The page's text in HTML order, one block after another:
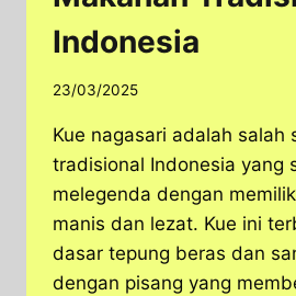
Indonesia
23/03/2025
Kue nagasari adalah salah
tradisional Indonesia yang
melegenda dengan
manis dan lezat. Kue ini
dasar tepung beras dan
dengan pisang yang